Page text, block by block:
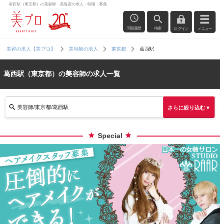
葛西駅（東京都）の美容師・美容室の求人・転職・募集
閲覧履歴 検索 ログイン メニュー
美容の求人【美プロ】 美容師の求人 東京都 葛西駅
葛西駅（東京都）の美容師の求人一覧
美容師/東京都/葛西駅 さらに絞り込む▼
Special